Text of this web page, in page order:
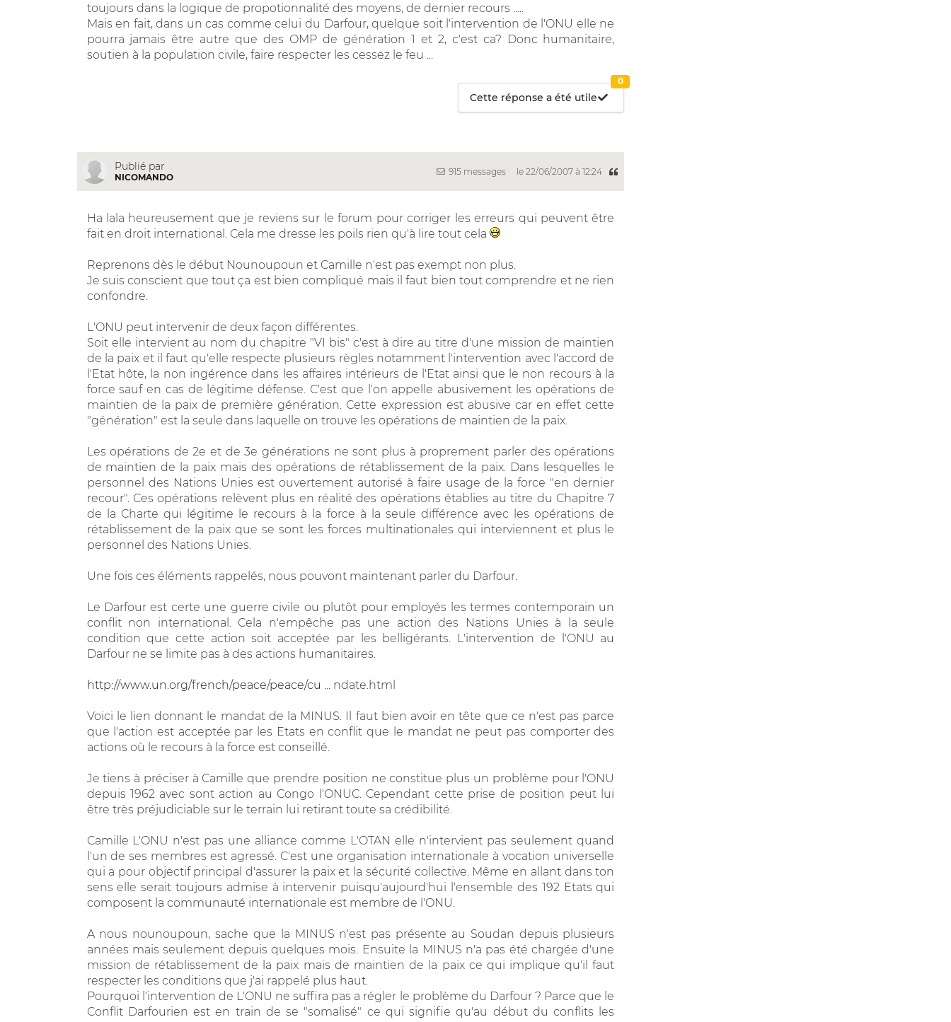
toujours dans la logique de propotionnalité des moyens, de dernier recours .....
Mais en fait, dans un cas comme celui du Darfour, quelque soit l'intervention de l'ONU elle ne
pourra jamais être autre que des OMP de génération 1 et 2, c'est ca? Donc humanitaire,
soutien à la population civile, faire respecter les cessez le feu ...
Cette réponse a été utile
0
Publié par
NICOMANDO
915 messages le 22/06/2007 à 12:24
Ha lala heureusement que je reviens sur le forum pour corriger les erreurs qui peuvent être
fait en droit international. Cela me dresse les poils rien qu'à lire tout cela
Reprenons dès le début Nounoupoun et Camille n'est pas exempt non plus.
Je suis conscient que tout ça est bien compliqué mais il faut bien tout comprendre et ne rien
confondre.
L'ONU peut intervenir de deux façon différentes.
Soit elle intervient au nom du chapitre "VI bis" c'est à dire au titre d'une mission de maintien
de la paix et il faut qu'elle respecte plusieurs règles notamment l'intervention avec l'accord de
l'Etat hôte, la non ingérence dans les affaires intérieurs de l'Etat ainsi que le non recours à la
force sauf en cas de légitime défense. C'est que l'on appelle abusivement les opérations de
maintien de la paix de première génération. Cette expression est abusive car en effet cette
"génération" est la seule dans laquelle on trouve les opérations de maintien de la paix.
Les opérations de 2e et de 3e générations ne sont plus à proprement parler des opérations
de maintien de la paix mais des opérations de rétablissement de la paix. Dans lesquelles le
personnel des Nations Unies est ouvertement autorisé à faire usage de la force "en dernier
recour". Ces opérations relèvent plus en réalité des opérations établies au titre du Chapitre 7
de la Charte qui légitime le recours à la force à la seule différence avec les opérations de
rétablissement de la paix que se sont les forces multinationales qui interviennent et plus le
personnel des Nations Unies.
Une fois ces éléments rappelés, nous pouvont maintenant parler du Darfour.
Le Darfour est certe une guerre civile ou plutôt pour employés les termes contemporain un
conflit non international. Cela n'empêche pas une action des Nations Unies à la seule
condition que cette action soit acceptée par les belligérants. L'intervention de l'ONU au
Darfour ne se limite pas à des actions humanitaires.
http://www.un.org/french/peace/peace/cu ... ndate.html
Voici le lien donnant le mandat de la MINUS. Il faut bien avoir en tête que ce n'est pas parce
que l'action est acceptée par les Etats en conflit que le mandat ne peut pas comporter des
actions où le recours à la force est conseillé.
Je tiens à préciser à Camille que prendre position ne constitue plus un problème pour l'ONU
depuis 1962 avec sont action au Congo l'ONUC. Cependant cette prise de position peut lui
être très préjudiciable sur le terrain lui retirant toute sa crédibilité.
Camille L'ONU n'est pas une alliance comme L'OTAN elle n'intervient pas seulement quand
l'un de ses membres est agressé. C'est une organisation internationale à vocation universelle
qui a pour objectif principal d'assurer la paix et la sécurité collective. Même en allant dans ton
sens elle serait toujours admise à intervenir puisqu'aujourd'hui l'ensemble des 192 Etats qui
composent la communauté internationale est membre de l'ONU.
A nous nounoupoun, sache que la MINUS n'est pas présente au Soudan depuis plusieurs
années mais seulement depuis quelques mois. Ensuite la MINUS n'a pas été chargée d'une
mission de rétablissement de la paix mais de maintien de la paix ce qui implique qu'il faut
respecter les conditions que j'ai rappelé plus haut.
Pourquoi l'intervention de L'ONU ne suffira pas a régler le problème du Darfour ? Parce que le
Conflit Darfourien est en train de se "somalisé" ce qui signifie qu'au début du conflits les